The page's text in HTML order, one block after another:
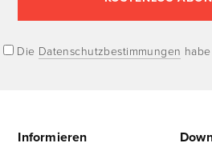
Die Datenschutzbestimmungen
Informieren